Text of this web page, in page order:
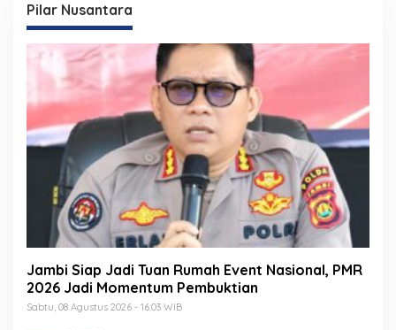
Pilar Nusantara
Jambi Siap Jadi Tuan Rumah Event Nasional, PMR
2026 Jadi Momentum Pembuktian
Sabtu, 08 Agustus 2026 - 16:03 WIB